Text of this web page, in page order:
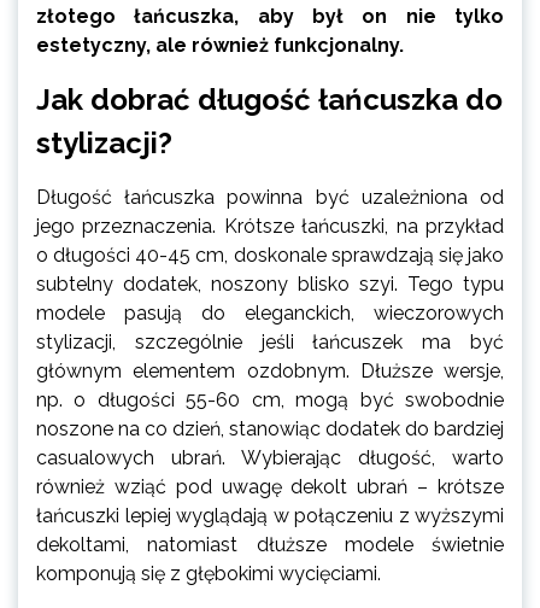
złotego łańcuszka, aby był on nie tylko
estetyczny, ale również funkcjonalny.
Jak dobrać długość łańcuszka do
stylizacji?
Długość łańcuszka powinna być uzależniona od
jego przeznaczenia. Krótsze łańcuszki, na przykład
o długości 40-45 cm, doskonale sprawdzają się jako
subtelny dodatek, noszony blisko szyi. Tego typu
modele pasują do eleganckich, wieczorowych
stylizacji, szczególnie jeśli łańcuszek ma być
głównym elementem ozdobnym. Dłuższe wersje,
np. o długości 55-60 cm, mogą być swobodnie
noszone na co dzień, stanowiąc dodatek do bardziej
casualowych ubrań. Wybierając długość, warto
również wziąć pod uwagę dekolt ubrań – krótsze
łańcuszki lepiej wyglądają w połączeniu z wyższymi
dekoltami, natomiast dłuższe modele świetnie
komponują się z głębokimi wycięciami.